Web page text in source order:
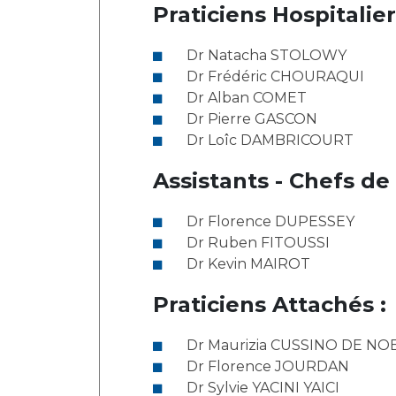
Laïcité et cultes
Livret d'accueil
Salon des familles
Transports sanitaires
Vos droits, vos devoirs
Les structures de recherche
Praticiens
Dr Natacha STOLOWY
Dr Frédéric CHOURAQUI
Dr Alban COMET
Dr Pierre GASCON
Dr Loîc DAMBRICOURT
Assistants - Chefs
Dr Florence DUPESSEY
Dr Ruben FITOUSSI
Dr Kevin MAIROT
Praticiens Attachés :
Dr Maurizia CUSSINO DE
Dr Florence JOURDAN
Dr Sylvie YACINI YAICI